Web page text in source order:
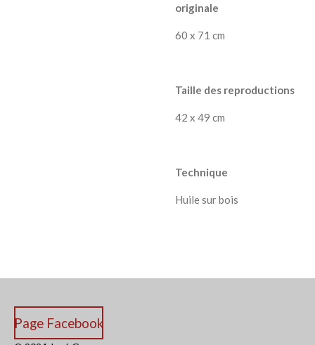
originale
60 x 71 cm
Taille des reproductions
42 x 49 cm
Technique
Huile sur bois
Page Facebook